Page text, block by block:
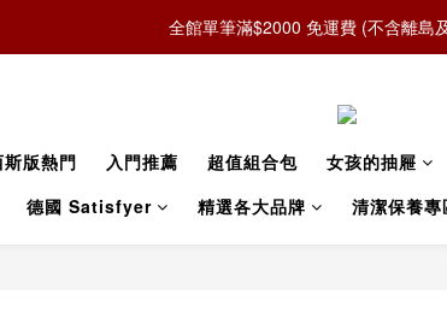
全館單筆滿$2000 免運費 (不含離島
斯版熱門 入門推薦 超值組合包 女孩的抽屜
德國 Satisfyer 精選各大品牌 清潔保養專